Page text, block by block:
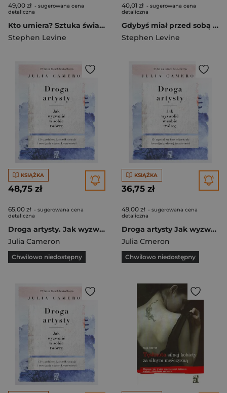
49,00 zł - sugerowana cena
detaliczna
Kto umiera? Sztuka świadomego życia i umierania.
Stephen Levine
40,01 zł - sugerowana cena
detaliczna
Gdybyś miał przed sobą rok życia. Eksperyment na świadomości
Stephen Levine
KSIĄŻKA
48,75 zł
65,00 zł - sugerowana cena
detaliczna
Droga artysty. Jak wyzwolić w sobie twórcę
Julia Cameron
Chwilowo niedostępny
KSIĄŻKA
36,75 zł
49,00 zł - sugerowana cena
detaliczna
Droga artysty Jak wyzwolić w sobie twórcę
Julia Cmeron
Chwilowo niedostępny